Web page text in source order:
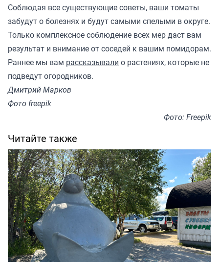
Соблюдая все существующие советы, ваши томаты
забудут о болезнях и будут самыми спелыми в округе.
Только комплексное соблюдение всех мер даст вам
результат и внимание от соседей к вашим помидорам.
Раннее мы вам рассказывали о растениях, которые не
подведут огородников.
Дмитрий Марков
Фото freepik
Фото: Freepik
Читайте также